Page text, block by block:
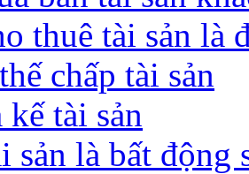
thuê tài sản là
chấp tài sản
kế tài sản
sản là bất động